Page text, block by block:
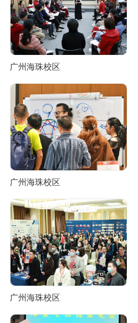
广州海珠校区
广州海珠校区
广州海珠校区